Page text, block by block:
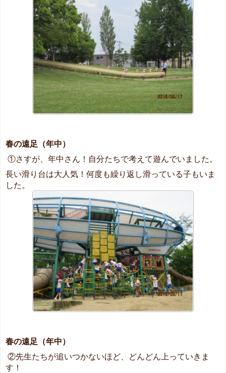
春の遠足（年中）
①さすが、年中さん！自分たちで考えて遊んでいました。
長い滑り台は大人気！何度も繰り返し滑っている子もいま
した。
春の遠足（年中）
②先生たちが追いつかないほど、どんどん上っていきま
す！